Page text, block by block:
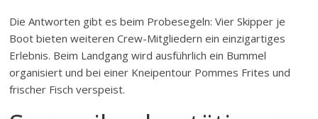
Die Antworten gibt es beim Probesegeln: Vier Skipper je
Boot bieten weiteren Crew-Mitgliedern ein einzigartiges
Erlebnis. Beim Landgang wird ausführlich ein Bummel
organisiert und bei einer Kneipentour Pommes Frites und
frischer Fisch verspeist.